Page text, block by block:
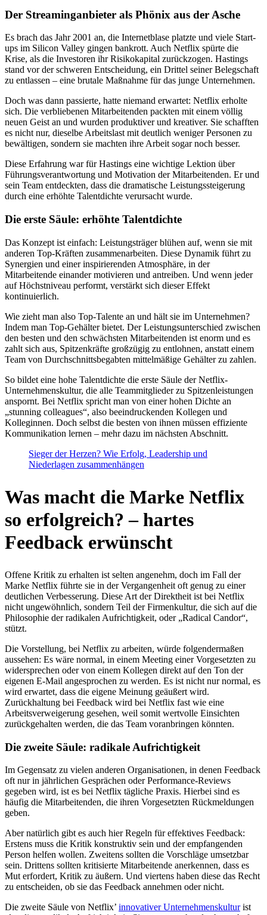
Der Streaminganbieter als Phönix aus der Asche
Es brach das Jahr 2001 an, die Internetblase platzte und viele Start-
ups im Silicon Valley gingen bankrott. Auch Netflix spürte die
Krise, als die Investoren ihr Risikokapital zurückzogen. Hastings
stand vor der schweren Entscheidung, ein Drittel seiner Belegschaft
zu entlassen – eine brutale Maßnahme für das junge Unternehmen.
Doch was dann passierte, hatte niemand erwartet: Netflix erholte
sich. Die verbliebenen Mitarbeitenden packten mit einem völlig
neuen Geist an und wurden produktiver und kreativer. Sie schafften
es nicht nur, dieselbe Arbeitslast mit deutlich weniger Personen zu
bewältigen, sondern sie machten ihre Arbeit sogar noch besser.
Diese Erfahrung war für Hastings eine wichtige Lektion über
Führungsverantwortung und Motivation der Mitarbeitenden. Er und
sein Team entdeckten, dass die dramatische Leistungssteigerung
durch eine erhöhte Talentdichte verursacht wurde.
Die erste Säule: erhöhte Talentdichte
Das Konzept ist einfach: Leistungsträger blühen auf, wenn sie mit
anderen Top-Kräften zusammenarbeiten. Diese Dynamik führt zu
Synergien und einer inspirierenden Atmosphäre, in der
Mitarbeitende einander motivieren und antreiben. Und wenn jeder
auf Höchstniveau performt, verstärkt sich dieser Effekt
kontinuierlich.
Wie zieht man also Top-Talente an und hält sie im Unternehmen?
Indem man Top-Gehälter bietet. Der Leistungsunterschied zwischen
den besten und den schwächsten Mitarbeitenden ist enorm und es
zahlt sich aus, Spitzenkräfte großzügig zu entlohnen, anstatt einem
Team von Durchschnittsbegabten mittelmäßige Gehälter zu zahlen.
So bildet eine hohe Talentdichte die erste Säule der Netflix-
Unternehmenskultur, die alle Teammitglieder zu Spitzenleistungen
anspornt. Bei Netflix spricht man von einer hohen Dichte an
„stunning colleagues“, also beeindruckenden Kollegen und
Kolleginnen. Doch selbst die besten von ihnen müssen effiziente
Kommunikation lernen – mehr dazu im nächsten Abschnitt.
Sieger der Herzen? Wie Erfolg, Leadership und
Niederlagen zusammenhängen
Was macht die Marke Netflix
so erfolgreich? – hartes
Feedback erwünscht
Offene Kritik zu erhalten ist selten angenehm, doch im Fall der
Marke Netflix führte sie in der Vergangenheit oft genug zu einer
deutlichen Verbesserung. Diese Art der Direktheit ist bei Netflix
nicht ungewöhnlich, sondern Teil der Firmenkultur, die sich auf die
Philosophie der radikalen Aufrichtigkeit, oder „Radical Candor“,
stützt.
Die Vorstellung, bei Netflix zu arbeiten, würde folgendermaßen
aussehen: Es wäre normal, in einem Meeting einer Vorgesetzten zu
widersprechen oder von einem Kollegen direkt auf den Ton der
eigenen E-Mail angesprochen zu werden. Es ist nicht nur normal, es
wird erwartet, dass die eigene Meinung geäußert wird.
Zurückhaltung bei Feedback wird bei Netflix fast wie eine
Arbeitsverweigerung gesehen, weil somit wertvolle Einsichten
zurückgehalten werden, die das Team voranbringen könnten.
Die zweite Säule: radikale Aufrichtigkeit
Im Gegensatz zu vielen anderen Organisationen, in denen Feedback
oft nur in jährlichen Gesprächen oder Performance-Reviews
gegeben wird, ist es bei Netflix tägliche Praxis. Hierbei sind es
häufig die Mitarbeitenden, die ihren Vorgesetzten Rückmeldungen
geben.
Aber natürlich gibt es auch hier Regeln für effektives Feedback:
Erstens muss die Kritik konstruktiv sein und der empfangenden
Person helfen wollen. Zweitens sollten die Vorschläge umsetzbar
sein. Drittens sollten kritisierte Mitarbeitende anerkennen, dass es
Mut erfordert, Kritik zu äußern. Und viertens haben diese das Recht
zu entscheiden, ob sie das Feedback annehmen oder nicht.
Die zweite Säule von Netflix’ innovativer Unternehmenskulturist